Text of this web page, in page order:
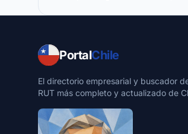
PortalChile
El directorio empresarial y buscador
RUT más completo y actualizado de